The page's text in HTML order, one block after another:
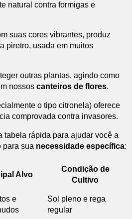
natural contra formigas e
suas cores vibrantes, produz
piretro, usada em muitos
outras plantas, agindo como
nossos canteiros de flores.
o tipo citronela) oferece
comprovada contra invasores.
tabela rápida para ajudar você a
para sua necessidade específica:
Alvo
Condição de
Cultivo
e
Sol pleno e rega
regular